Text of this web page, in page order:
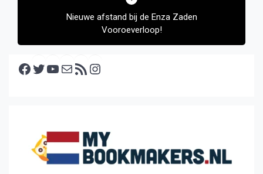
Nieuwe afstand bij de Enza Zaden
Vooroeverloop!
Facebook Twitter YouTube E-mail RSS feed